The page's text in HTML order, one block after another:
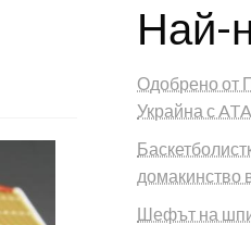
Най-
Одобрено от
Украйна с
домакинство
Шефът на